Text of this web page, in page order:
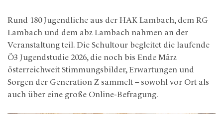
Rund 180 Jugendliche aus der HAK Lambach, dem RG
Lambach und dem abz Lambach nahmen an der
Veranstaltung teil. Die Schultour begleitet die laufende
Ö3 Jugendstudie 2026, die noch bis Ende März
österreichweit Stimmungsbilder, Erwartungen und
Sorgen der Generation Z sammelt – sowohl vor Ort als
auch über eine große Online‑Befragung.